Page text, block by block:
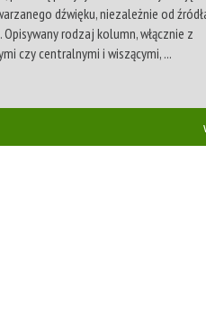
dźwięku, niezależnie od
rodzaj kolumn, włącznie z
czy centralnymi i wiszącymi, ...